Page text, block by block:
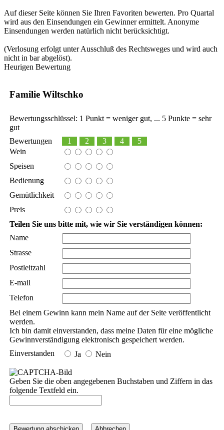
Auf dieser Seite können Sie Ihren Favoriten bewerten. Pro Quartal
wird aus den Einsendungen ein Gewinner ermittelt. Anonyme
Einsendungen werden natürlich nicht berücksichtigt.
(Verlosung erfolgt unter Ausschluß des Rechtsweges und wird auch
nicht in bar abgelöst).
Heurigen Bewertung
Familie Wiltschko
Bewertungsschlüssel: 1 Punkt = weniger gut, ... 5 Punkte = sehr
gut
Bewertungen
1 2 3 4
5
Wein
Speisen
Bedienung
Gemütlichkeit
Preis
Teilen Sie uns bitte mit, wie wir Sie verständigen können:
Name
Strasse
Postleitzahl
E-mail
Telefon
Bei einem Gewinn kann mein Name auf der Seite veröffentlicht
werden.
Ich bin damit einverstanden, dass meine Daten für eine mögliche
Gewinnverständigung elektronisch gespeichert werden.
Einverstanden
Ja Nein
Geben Sie die oben angegebenen Buchstaben und Ziffern in das
folgende Textfeld ein.